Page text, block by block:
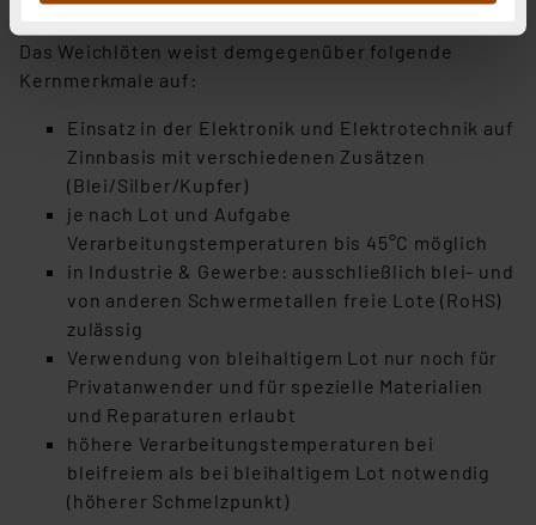
stimmen Sie sowohl dem Speichern und Abrufen von
Informationen auf Ihrem gerät (§25 Abs.1 TTDSG) sowie
nachfolgend dargestellten bzw. die von Ihnen
ausgewählten Verarbeitungszwecke (Art. 6 Abs.1a DSG-
VO) zu. Eine detaillierte Auflistung der einzelnen
Cookies nach Zweck und Anbieter ist durch Klick auf
den Button „Ablehnen oder Einstellungen“ abrufbar. Sie
können die Verwendung nicht notwendiger Cookies
ablehnen oder ihr ganz oder teilweise zustimmen. Ihre
erteilte Zustimmung können Sie jederzeit unter dem
Link „Cookie Einstellungen“ anpassen oder widerrufen.
Die Rechtmäßigkeit der Speicherung, Abrufung und
Weiterverarbeitung dieser Daten zur Auswertung und
Analyse bis zum Zeitpunkt des Widerrufs bleibt hiervon
unberührt. Ihre Browser-Einstellungen können dazu
führen, dass die Einstellungen nicht längerfristig
Das Weichlöten weist demgegenüber folgende
Kernmerkmale auf:
Einsatz in der Elektronik und Elektrotechnik auf
Zinnbasis mit verschiedenen Zusätzen
(Blei/Silber/Kupfer)
je nach Lot und Aufgabe
Verarbeitungstemperaturen bis 45°C möglich
in Industrie & Gewerbe: ausschließlich blei- und
von anderen Schwermetallen freie Lote (RoHS)
zulässig
Verwendung von bleihaltigem Lot nur noch für
Privatanwender und für spezielle Materialien
und Reparaturen erlaubt
höhere Verarbeitungstemperaturen bei
bleifreiem als bei bleihaltigem Lot notwendig
(höherer Schmelzpunkt)